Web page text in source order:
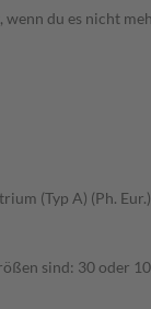
du es nicht
(Typ A) (Ph.
sind: 30 oder